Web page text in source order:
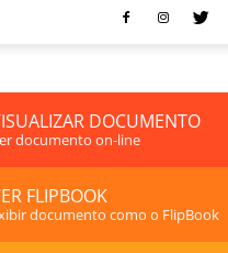
DOCUMENTO
documento on-line
FLIPBOOK
documento como o FlipBook